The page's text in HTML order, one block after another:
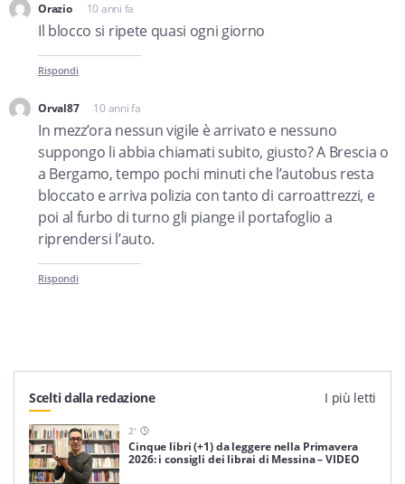
Orazio
dice:
10 anni fa
Il blocco si ripete quasi ogni giorno
Rispondi
Orval87
dice:
10 anni fa
In mezz’ora nessun vigile è arrivato e nessuno
suppongo li abbia chiamati subito, giusto? A Brescia o
a Bergamo, tempo pochi minuti che l’autobus resta
bloccato e arriva polizia con tanto di carroattrezzi, e
poi al furbo di turno gli piange il portafoglio a
riprendersi l’auto.
Rispondi
Scelti dalla redazione I più letti
2'
Cinque libri (+1) da leggere nella Primavera
2026: i consigli dei librai di Messina – VIDEO